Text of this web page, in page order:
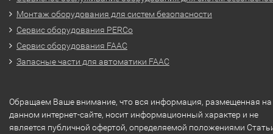
Монтаж оборудования для систем безопасности
Сервис оборудования PERCo
Сервис оборудования FAAC
Запасные части для автоматики FAAC
Обращаем Ваше внимание, что вся информация, размещенная на
данном интернет-сайте, носит информационный характер и не
является публичной офертой, определяемой положениями